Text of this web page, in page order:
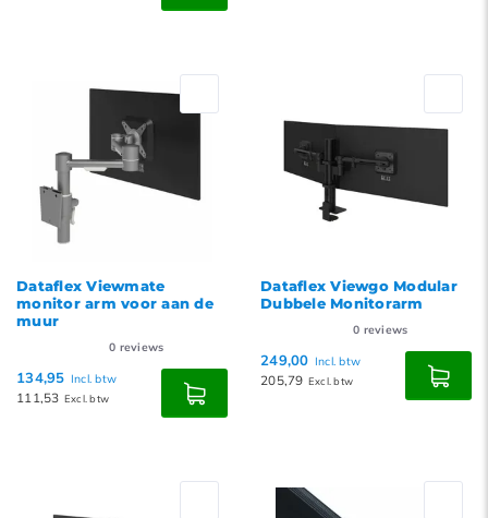
Dataflex Viewmate
monitor arm voor aan de
muur
0 reviews
134,95 Incl. btw
111,53 Excl. btw
Dataflex Viewgo Modular
Dubbele Monitorarm
0 reviews
249,00 Incl. btw
205,79 Excl. btw